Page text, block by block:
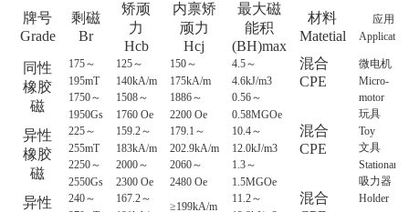
牌号
Grade
剩磁
Br
矫顽
力
Hcb
内禀矫
顽力
Hcj
最大磁
能积
(BH)max
材料
Matetial
应用
Application
同性
橡胶
磁
175～
195mT
125～
140kA/m
150～
175kA/m
4.5～
4.6kJ/m3
混合
CPE
微电机
Micro-
motor
玩具
Toy
文具
Stationary
吸力器
Holder
1750～
1950Gs
1508～
1760 Oe
1886～
2200 Oe
0.56～
0.58MGOe
异性
橡胶
磁
225～
255mT
159.2～
183kA/m
179.1 ～
202.9kA/m
10.4～
12.0kJ/m3
混合
CPE
2250～
2550Gs
2000～
2300 Oe
2060～
2480 Oe
1.3～
1.5MGOe
异性
240～
167.2～
≥199kA/m
11.2～
混合